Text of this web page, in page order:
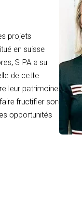
projets
en suisse
SIPA a su
de cette
leur patrimoine
fructifier son
opportunités